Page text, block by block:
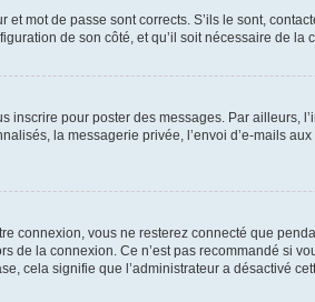
mot de passe sont corrects. S’ils le sont,
de son côté, et qu’il soit nécessaire de la
pour poster des messages. Par ailleurs,
la messagerie privée, l’envoi d’e-mails
connexion, vous ne resterez connecté que
de la connexion. Ce n’est pas recommandé si
cela signifie que l’administrateur a désactivé